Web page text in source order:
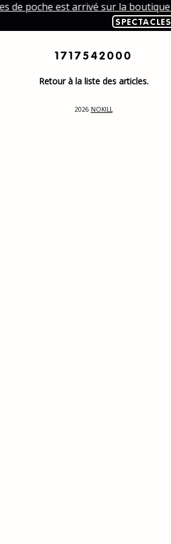
de poche est arrivé sur la boutique !
SPECTACLES
1717542000
Retour à la liste des articles.
2026 NOKILL